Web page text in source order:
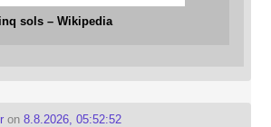
sols – Wikipedia
on 8.8.2026, 05:52:52